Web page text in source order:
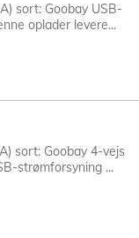
sort: Goobay USB-
oplader levere...
sort: Goobay 4-vejs
strømforsyning ...